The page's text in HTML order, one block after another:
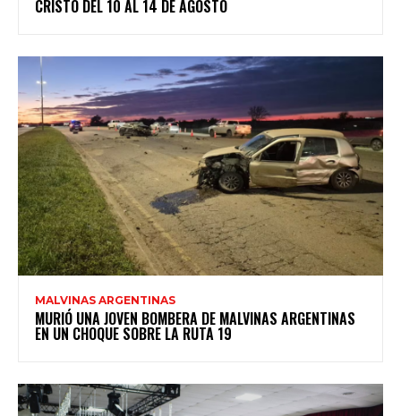
CRISTO DEL 10 AL 14 DE AGOSTO
MALVINAS ARGENTINAS
MURIÓ UNA JOVEN BOMBERA DE MALVINAS ARGENTINAS
EN UN CHOQUE SOBRE LA RUTA 19